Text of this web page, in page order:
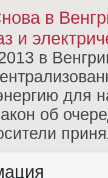
в
и
в
для
об